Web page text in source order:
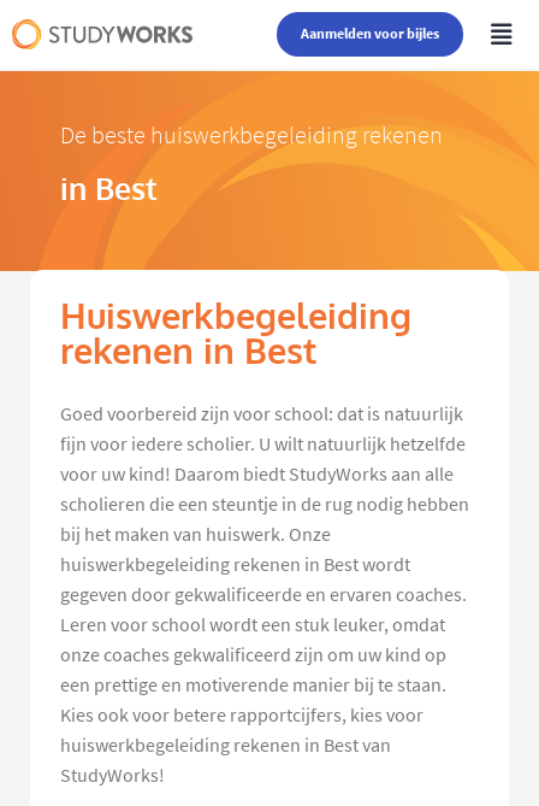
Aanmelden voor bijles
De beste huiswerkbegeleiding rekenen
in Best
Huiswerkbegeleiding
rekenen in Best
Goed voorbereid zijn voor school: dat is natuurlijk
fijn voor iedere scholier. U wilt natuurlijk hetzelfde
voor uw kind! Daarom biedt StudyWorks aan alle
scholieren die een steuntje in de rug nodig hebben
bij het maken van huiswerk. Onze
huiswerkbegeleiding rekenen in Best wordt
gegeven door gekwalificeerde en ervaren coaches.
Leren voor school wordt een stuk leuker, omdat
onze coaches gekwalificeerd zijn om uw kind op
een prettige en motiverende manier bij te staan.
Kies ook voor betere rapportcijfers, kies voor
huiswerkbegeleiding rekenen in Best van
StudyWorks!